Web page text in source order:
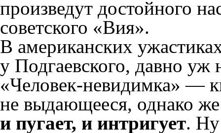
произведут достойного
советского «Вия».
В американских
у Подгаевского, давно
«Человек-невидимка» —
не выдающееся, однако
и пугает, и интригует. Ну